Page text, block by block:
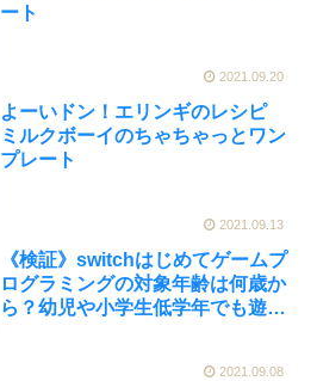
ート
2021.09.20
よーいドン！エリンギのレシピ
ミルクボーイのちゃちゃっとワン
プレート
2021.09.13
《検証》switchはじめてゲームプ
ログラミングの対象年齢は何歳か
ら？幼児や小学生低学年でも遊べ
2021.09.08